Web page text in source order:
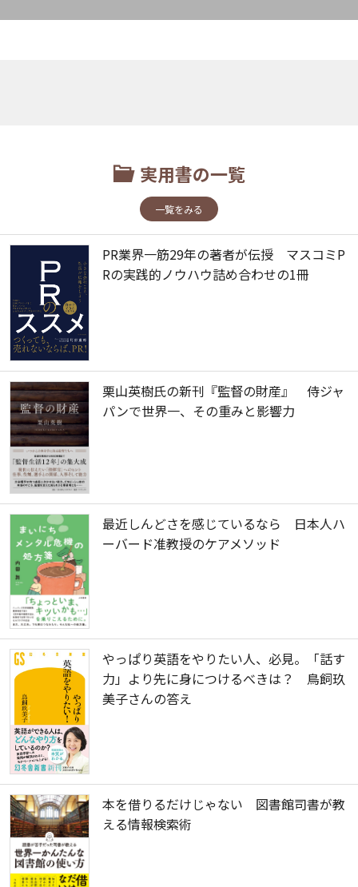
実用書の一覧
一覧をみる
PR業界一筋29年の著者が伝授 マスコミP
Rの実践的ノウハウ詰め合わせの1冊
栗山英樹氏の新刊『監督の財産』 侍ジャ
パンで世界一、その重みと影響力
最近しんどさを感じているなら 日本人ハ
ーバード准教授のケアメソッド
やっぱり英語をやりたい人、必見。「話す
力」より先に身につけるべきは？ 鳥飼玖
美子さんの答え
本を借りるだけじゃない 図書館司書が教
える情報検索術